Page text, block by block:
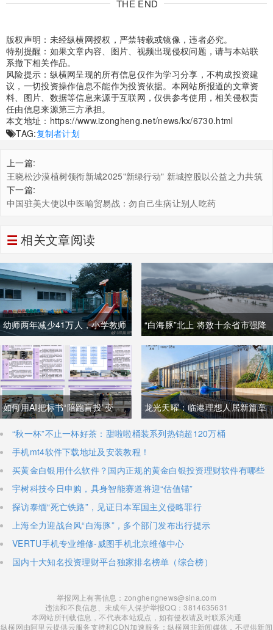
THE END
版权声明：未经纵横网授权，严禁转载或镜像，违者必究。
特别提醒：如果文章内容、图片、视频出现侵权问题，请与本站联
系撤下相关作品。
风险提示：纵横网呈现的所有信息仅作为学习分享，不构成投资建
议，一切投资操作信息不能作为投资依据。本网站所报道的文章资
料、图片、数据等信息来源于互联网，仅供参考使用，相关侵权责
任由信息来源第三方承担。
本文地址： https://www.izongheng.net/news/kx/6730.html
TAG:复制者计划
上一篇:
王晓松沙漠植树领衔新城2025"新绿行动" 新城控股以公益之力共筑
绿色生态
下一篇:
中国驻美大使以中医喻贸易战：勿自己生病让别人吃药
相关文章阅读
幼师两年减少41万人，小学教师
向城区流动
“白海豚”北上 将致十余省市强降
雨
如何用AI把标书“陪跑盲投”变
成“降维打击”，实现利润翻倍？
​龙光天曜：临港理想人居新篇章
​“秋一杯”不止一杯好茶：甜啦啦桶装系列热销超120万桶
手机mt4软件下载地址及安装教程！
买黄金白银用什么软件？国内正规的黄金白银投资理财软件有哪些
宇树科技今日申购，具身智能赛道将迎“估值锚”
探访泰缅“死亡铁路”，见证日本军国主义侵略罪行
上海全力迎战台风“白海豚”，多个部门发布出行提示
VERTU手机专业维修-威图手机北京维修中心
国内十大知名投资理财平台独家排名榜单（综合榜）
举报网上有害信息：zonghengnews@sina.com
违法和不良信息、未成年人保护举报QQ：3814635631
本网站所刊载信息，不代表本站观点，如有侵权请及时联系沟通
纵横网由阿里云提供云服务支持和CDN加速服务；纵横网非新闻媒体，不提供新闻